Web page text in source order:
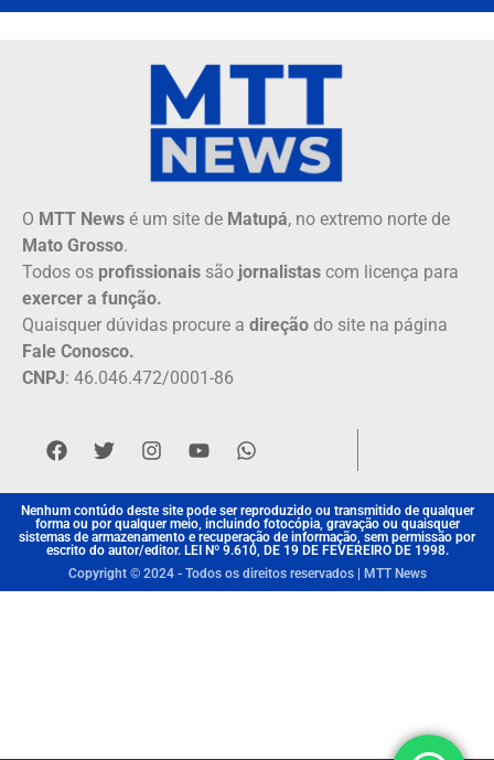
O MTT News é um site de Matupá, no extremo norte de
Mato Grosso.
Todos os profissionais são jornalistas com licença para
exercer a função.
Quaisquer dúvidas procure a direção do site na página
Fale Conosco.
CNPJ: 46.046.472/0001-86
Nenhum contúdo deste site pode ser reproduzido ou transmitido de qualquer
forma ou por qualquer meio, incluindo fotocópia, gravação ou quaisquer
sistemas de armazenamento e recuperação de informação, sem permissão por
escrito do autor/editor. LEI Nº 9.610, DE 19 DE FEVEREIRO DE 1998.
Copyright © 2024 - Todos os direitos reservados | MTT News